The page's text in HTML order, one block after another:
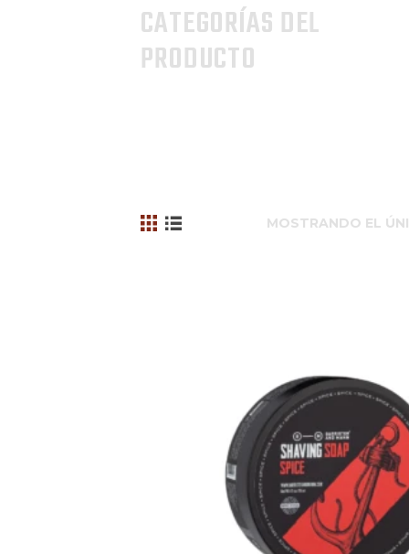
CATEGORÍAS DEL
PRODUCTO
MOSTRANDO EL